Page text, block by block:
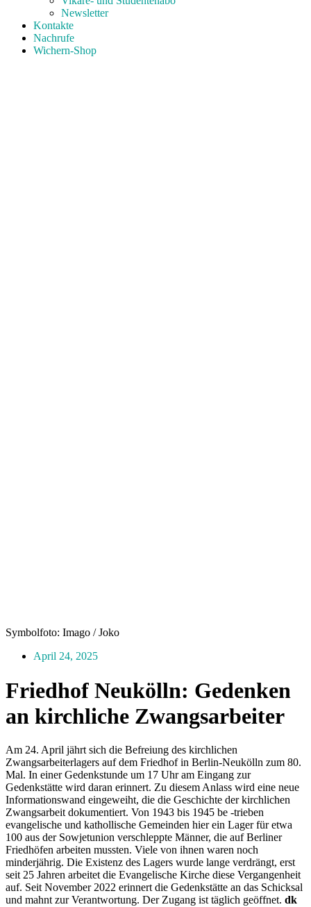
Newsletter
Kontakte
Nachrufe
Wichern-Shop
Symbolfoto: Imago / Joko
April 24, 2025
Friedhof Neukölln: Gedenken
an kirchliche Zwangsarbeiter
Am 24. April jährt sich die Befreiung des kirchlichen
Zwangsarbeiterlagers auf dem Friedhof in Berlin-Neukölln zum 80.
Mal. In einer Gedenkstunde um 17 Uhr am Eingang zur
Gedenkstätte wird daran erinnert. Zu diesem Anlass wird eine neue
Informationswand eingeweiht, die die Geschichte der kirchlichen
Zwangsarbeit dokumentiert. Von 1943 bis 1945 be -trieben
evangelische und kathollische Gemeinden hier ein Lager für etwa
100 aus der Sowjetunion verschleppte Männer, die auf Berliner
Friedhöfen arbeiten mussten. Viele von ihnen waren noch
minderjährig. Die Existenz des Lagers wurde lange verdrängt, erst
seit 25 Jahren arbeitet die Evangelische Kirche diese Vergangenheit
auf. Seit November 2022 erinnert die Gedenkstätte an das Schicksal
und mahnt zur Verantwortung. Der Zugang ist täglich geöffnet. dk